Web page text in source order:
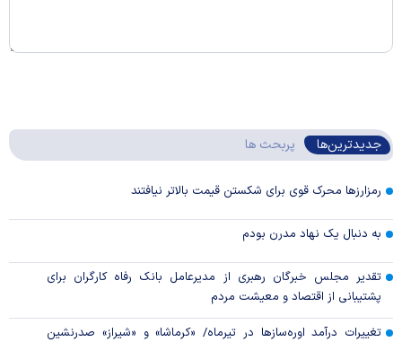
جدیدترین‌ها پربحث ها
رمزارزها محرک قوی برای شکستن قیمت بالاتر نیافتند
به دنبال یک نهاد مدرن بودم
تقدیر مجلس خبرگان رهبری از مدیرعامل بانک رفاه کارگران برای
پشتیبانی از اقتصاد و معیشت مردم
تغییرات درآمد اوره‌سازها در تیرماه/ «کرماشا» و «شیراز» صدرنشین